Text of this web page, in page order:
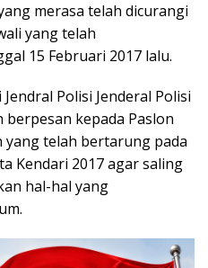
merasa telah dicurangi
yang telah
15 Februari 2017 lalu.
Polisi Jenderal Polisi
kepada Paslon
yang telah bertarung pada
Kendari 2017 agar saling
hal-hal yang